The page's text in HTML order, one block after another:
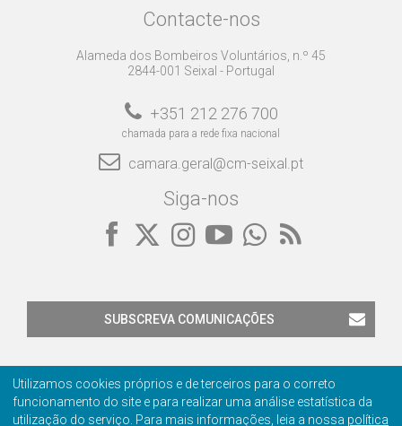
Contacte-nos
Alameda dos Bombeiros Voluntários, n.º 45
2844-001 Seixal - Portugal
+351 212 276 700
chamada para a rede fixa nacional
camara.geral@cm-seixal.pt
Siga-nos
SUBSCREVA COMUNICAÇÕES
Utilizamos cookies próprios e de terceiros para o correto
funcionamento do site e para realizar uma análise estatística da
utilização do serviço. Para mais informações, leia a nossa política